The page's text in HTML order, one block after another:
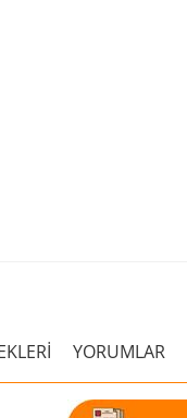
YORUMLAR